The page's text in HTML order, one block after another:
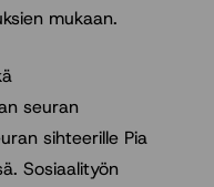
mukaan.
seuran
sihteerille Pia
Sosiaalityön